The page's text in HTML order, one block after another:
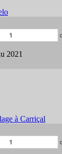
2021